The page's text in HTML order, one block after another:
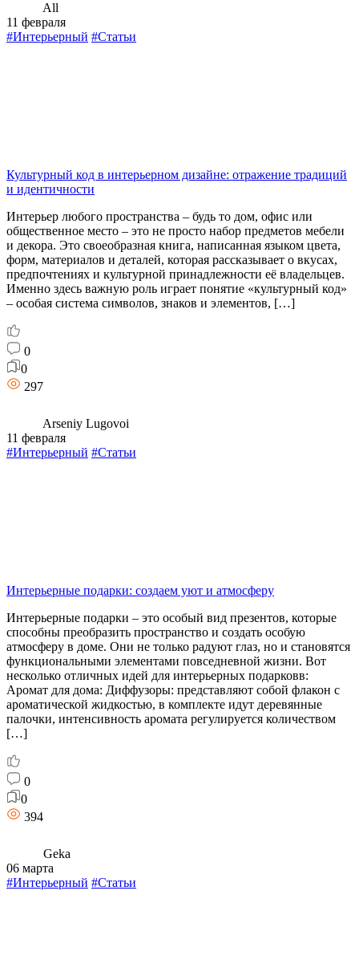
All
11 февраля
#Интерьерный #Статьи
Культурный код в интерьерном дизайне: отражение традиций
и идентичности
Интерьер любого пространства – будь то дом, офис или
общественное место – это не просто набор предметов мебели
и декора. Это своеобразная книга, написанная языком цвета,
форм, материалов и деталей, которая рассказывает о вкусах,
предпочтениях и культурной принадлежности её владельцев.
Именно здесь важную роль играет понятие «культурный код»
– особая система символов, знаков и элементов, […]
0
0
297
Arseniy Lugovoi
11 февраля
#Интерьерный #Статьи
Интерьерные подарки: создаем уют и атмосферу
Интерьерные подарки – это особый вид презентов, которые
способны преобразить пространство и создать особую
атмосферу в доме. Они не только радуют глаз, но и становятся
функциональными элементами повседневной жизни. Вот
несколько отличных идей для интерьерных подарковв:
Аромат для дома: Диффузоры: представляют собой флакон с
ароматической жидкостью, в комплекте идут деревянные
палочки, интенсивность аромата регулируется количеством
[…]
0
0
394
Geka
06 марта
#Интерьерный #Статьи